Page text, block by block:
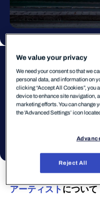
Inter-
アーティスト
EGS
マルウェア
年
2024
アーティストについて
We value your privacy
We need your consent so that we
personal data, and information on
clicking “Accept All Cookies”, you
device to enhance site navigation,
marketing efforts. You can change
the 'Advanced Settings’ icon
Reject All